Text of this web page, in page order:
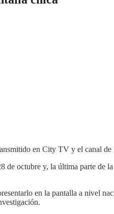
en City TV y el canal
octubre y, la última parte de
en la pantalla a nivel